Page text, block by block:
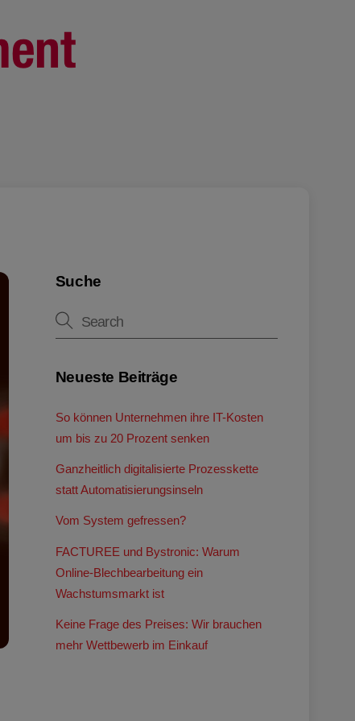
Suche
Neueste Beiträge
So können Unternehmen ihre IT-Kosten
um bis zu 20 Prozent senken
Ganzheitlich digitalisierte Prozesskette
statt Automatisierungsinseln
Vom System gefressen?
FACTUREE und Bystronic: Warum
Online-Blechbearbeitung ein
Wachstumsmarkt ist
Keine Frage des Preises: Wir brauchen
mehr Wettbewerb im Einkauf